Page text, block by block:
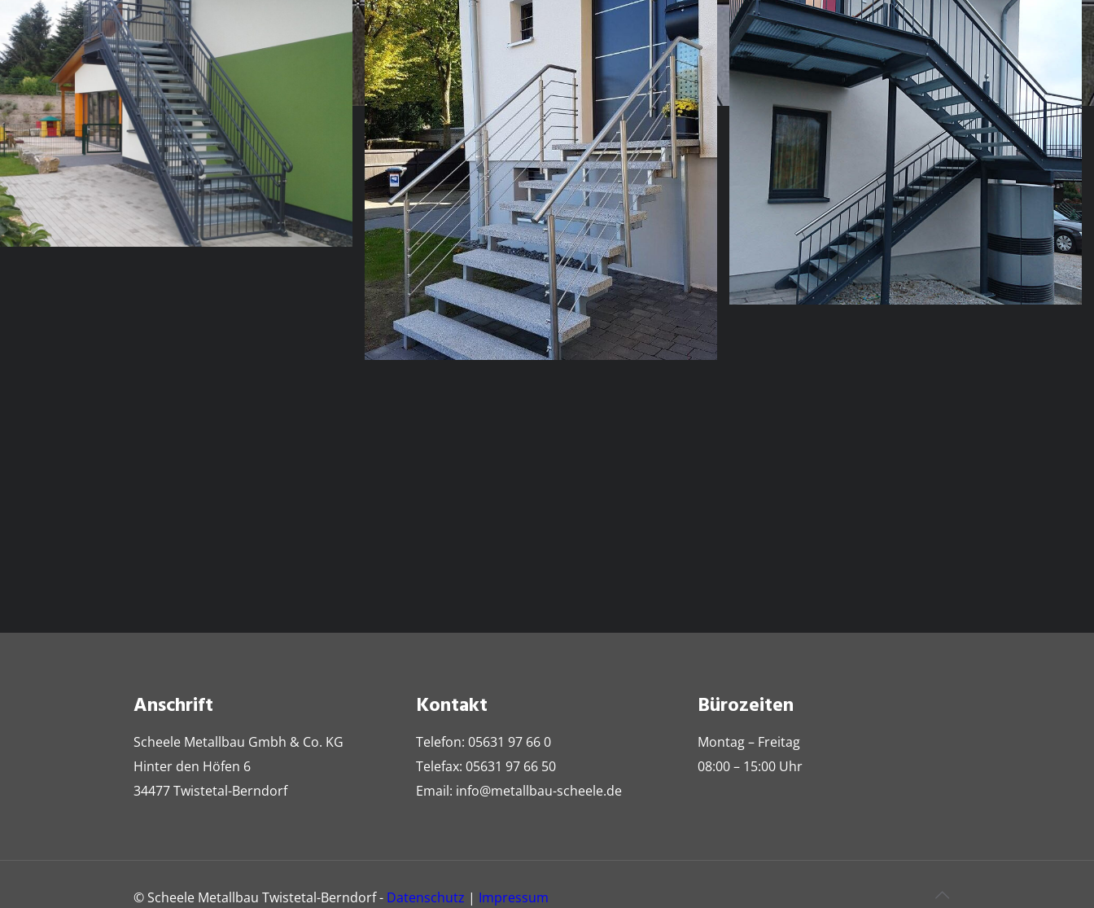
Anschrift
Scheele Metallbau Gmbh & Co. KG
Hinter den Höfen 6
34477 Twistetal-Berndorf
Kontakt
Telefon: 05631 97 66 0
Telefax: 05631 97 66 50
Email: info@metallbau-scheele.de
Bürozeiten
Montag – Freitag
08:00 – 15:00 Uhr
© Scheele Metallbau Twistetal-Berndorf - Datenschutz | Impressum